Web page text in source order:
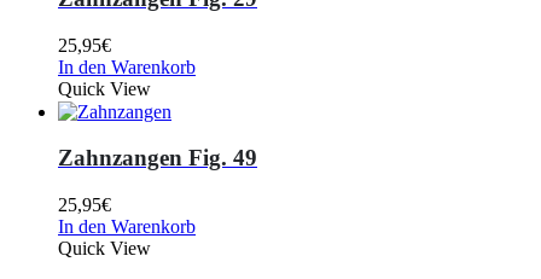
25,95€
In den Warenkorb
Quick View
Zahnzangen Fig. 49
25,95€
In den Warenkorb
Quick View